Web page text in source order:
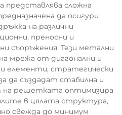
представлява сложна
да осигури
на различни
преносни и
съоръжения. Тези метални
мрежа от диагонални и
елементи, стратегически
да създадат стабилна и
на решетката оптимизира
в цялата структура,
свежда до минимум